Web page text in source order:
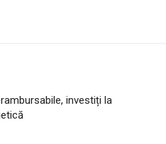
investiți la